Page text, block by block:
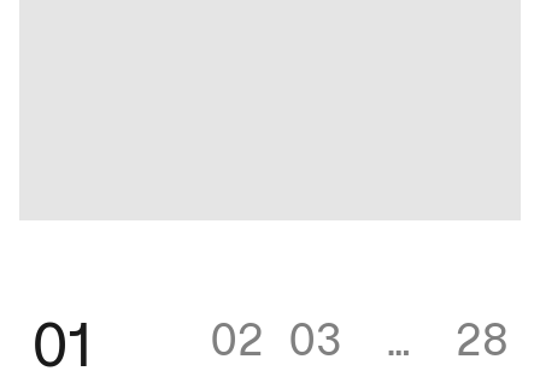
01 02 03 … 28